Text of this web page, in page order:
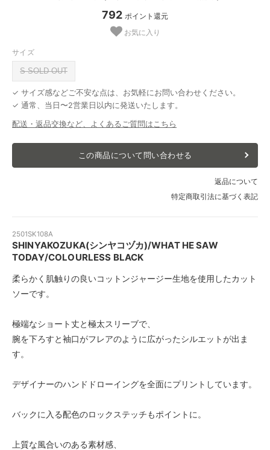
792 ポイント還元
お気に入り
サイズ
S SOLD OUT
✓ サイズ感などご不安な点は、お気軽にお問い合わせください。
✓ 通常、当日〜2営業日以内に発送いたします。
配送・返品交換など、よくあるご質問はこちら
この商品について問い合わせる
返品について
特定商取引法に基づく表記
2501SK108A
SHINYAKOZUKA(シンヤコヅカ)/WHAT HE SAW
TODAY/COLOURLESS BLACK
柔らかく肌触りの良いコットンジャージー生地を使用したカット
ソーです。
極端なショート丈と極太スリーブで、
腕を下ろすと袖口がフレアのように広がったシルエットが出ま
す。
デザイナーのハンドドローイングを全面にプリントしています。
バックに入る配色のロックステッチもポイントに。
上質な風合いのある素材感、